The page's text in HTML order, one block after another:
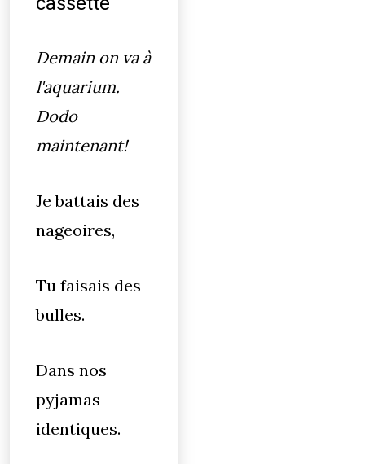
Demain on va à
l'aquarium.
Dodo
maintenant!
Je battais des
nageoires,
Tu faisais des
bulles.
Dans nos
pyjamas
identiques.